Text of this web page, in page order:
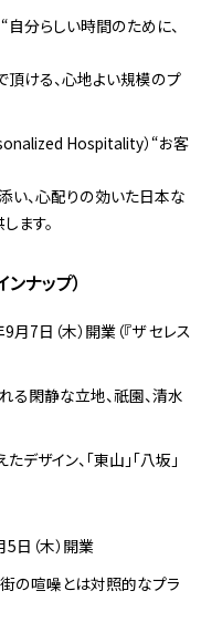
自分らしい時間のために、
頂ける、心地よい規模のプ
Hospitality）“お客
い、心配りの効いた日本な
ます。
ナップ）
7日（木）開業（『ザ セレス
る閑静な立地、祇園、清水
ザイン、「東山」「八坂」
日（木）開業
街の喧噪とは対照的なプラ